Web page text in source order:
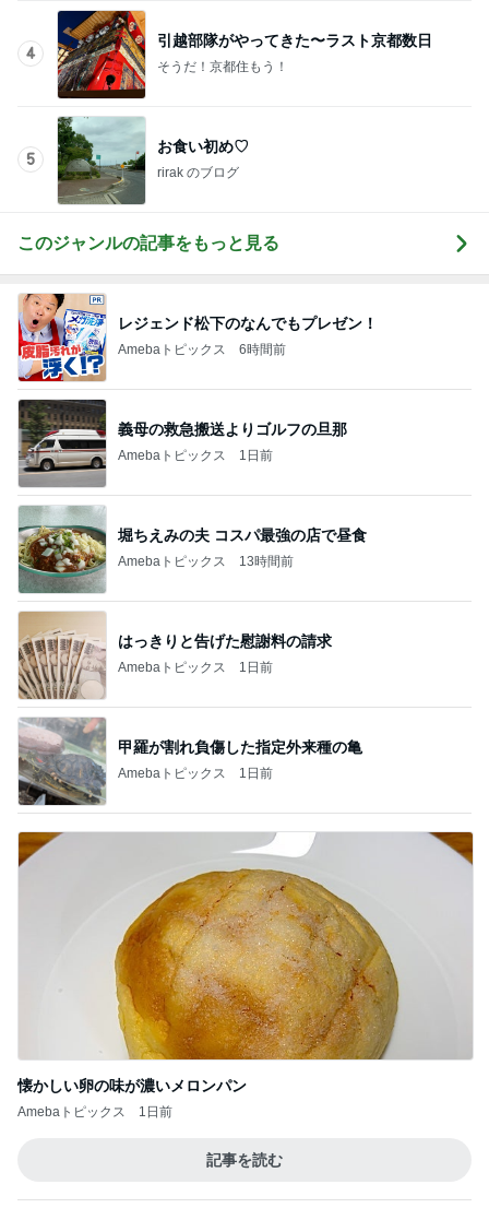
4
引越部隊がやってきた〜ラスト京都数日
そうだ！京都住もう！
5
お食い初め♡
rirak のブログ
このジャンルの記事をもっと見る
レジェンド松下のなんでもプレゼン！
Amebaトピックス 6時間前
義母の救急搬送よりゴルフの旦那
Amebaトピックス 1日前
堀ちえみの夫 コスパ最強の店で昼食
Amebaトピックス 13時間前
はっきりと告げた慰謝料の請求
Amebaトピックス 1日前
甲羅が割れ負傷した指定外来種の亀
Amebaトピックス 1日前
懐かしい卵の味が濃いメロンパン
Amebaトピックス 1日前
記事を読む